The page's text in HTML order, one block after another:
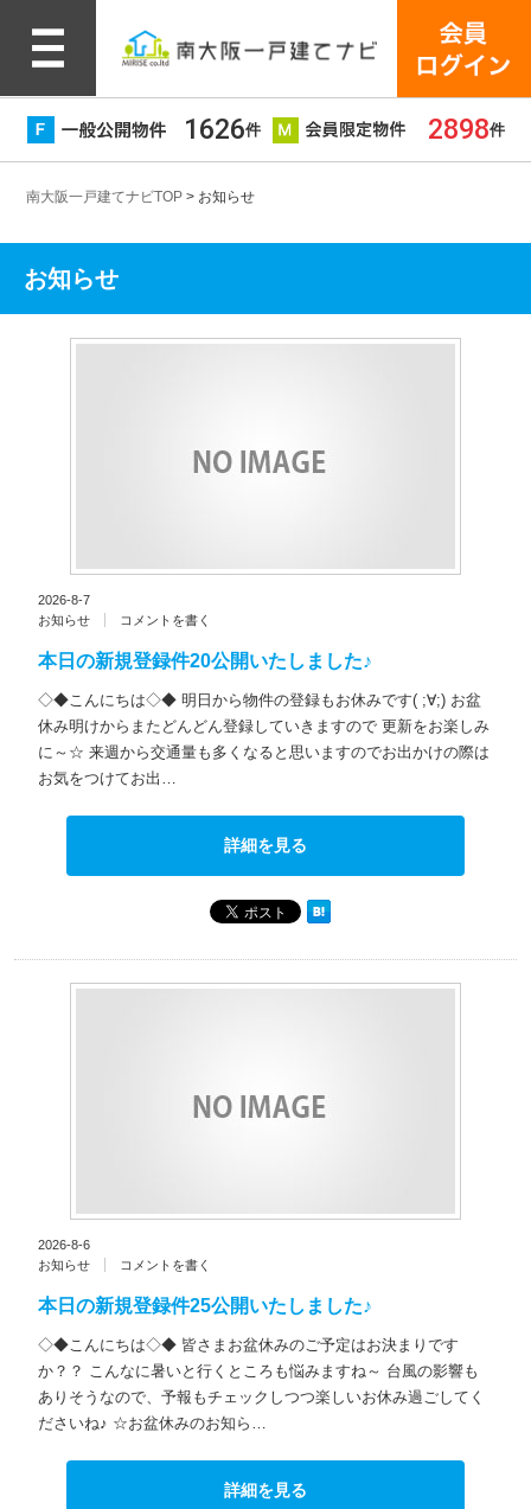
1626件 2898件
南大阪一戸建てナビTOP > お知らせ
お知らせ
2026-8-7
お知らせ
コメントを書く
本日の新規登録件20公開いたしました♪
◇◆こんにちは◇◆ 明日から物件の登録もお休みです( ;∀;) お盆
休み明けからまたどんどん登録していきますので 更新をお楽しみ
に～☆ 来週から交通量も多くなると思いますのでお出かけの際は
お気をつけてお出…
詳細を見る
2026-8-6
お知らせ
コメントを書く
本日の新規登録件25公開いたしました♪
◇◆こんにちは◇◆ 皆さまお盆休みのご予定はお決まりです
か？？ こんなに暑いと行くところも悩みますね～ 台風の影響も
ありそうなので、予報もチェックしつつ楽しいお休み過ごしてく
ださいね♪ ☆お盆休みのお知ら…
詳細を見る